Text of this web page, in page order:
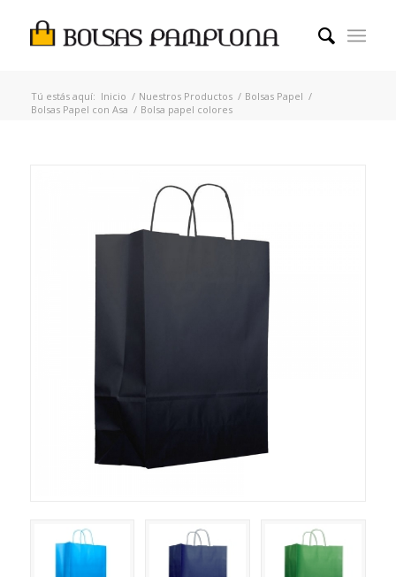
Tú estás aquí: Inicio / Nuestros Productos / Bolsas Papel /
Bolsas Papel con Asa / Bolsa papel colores